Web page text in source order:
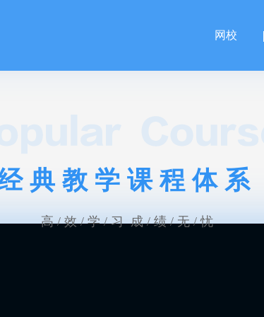
网校
典教学课程体系
高 / 效 / 学 / 习 成 / 绩 / 无 / 忧